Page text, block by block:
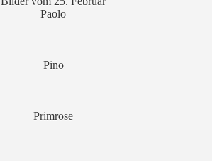
Paolo
Pino
Primrose